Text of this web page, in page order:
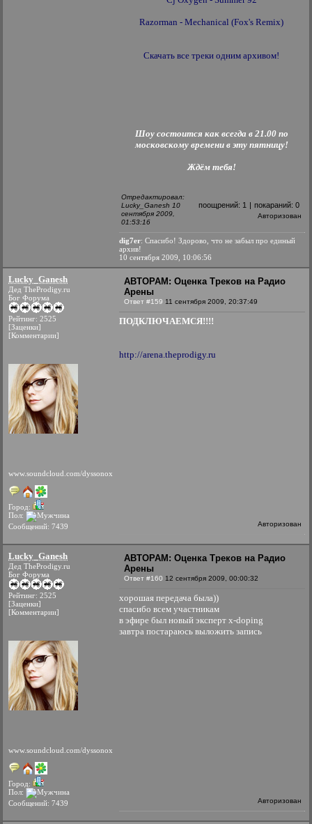
Razorman - Mechanical (Fox's Remix)
Скачать все треки одним архивом!
Шоу состоится как всегда в 21.00 по
московскому времени в эту пятницу!
Ждём тебя!
Отредактировал:
Lucky_Ganesh 10
сентября 2009,
01:53:16
поощрений: 1 | покараний: 0
Авторизован
dig7er: Спасибо! Здорово, что не забыл про единый
архив!
10 сентября 2009, 10:06:56
Lucky_Ganesh
Дед TheProdigy.ru
Бог Форума
Рейтинг: 2525
[Заценки]
[Комментарии]
www.soundcloud.com/dyssonox
Город:
Пол:
Сообщений: 7439
АВТОРАМ: Оценка Треков на Радио
Арены
Ответ #159 11 сентября 2009, 20:37:49
ПОДКЛЮЧАЕМСЯ!!!!
http://arena.theprodigy.ru
Авторизован
Lucky_Ganesh
Дед TheProdigy.ru
Бог Форума
Рейтинг: 2525
[Заценки]
[Комментарии]
www.soundcloud.com/dyssonox
Город:
Пол:
Сообщений: 7439
АВТОРАМ: Оценка Треков на Радио
Арены
Ответ #160 12 сентября 2009, 00:00:32
хорошая передача была))
спасибо всем участникам
в эфире был новый эксперт x-doping
завтра постараюсь выложить запись
Авторизован